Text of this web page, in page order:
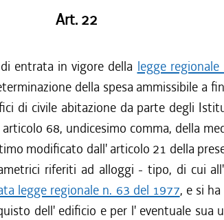
Art. 22
entrata in vigore della legge
della spesa ammissibile a
di civile abitazione da parte degli
68, undicesimo comma, della
modificato dall' articolo 21 della
riferiti ad alloggi - tipo, di cui all'
legge regionale n. 63 del 1977, e si
dell' edificio e per l' eventuale sua